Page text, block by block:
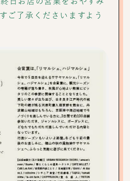
ご了承くださいますよう